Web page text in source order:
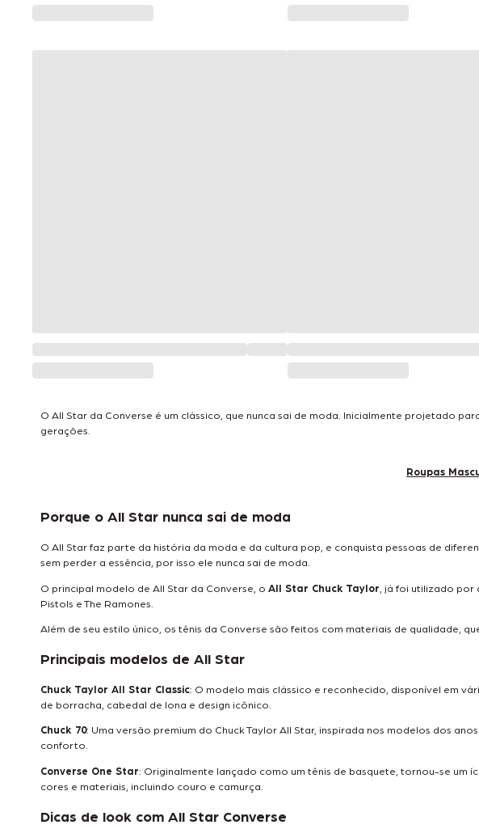
O All Star da Converse é um clássico, que nunca sai de moda. Inicialmente projetado
gerações.
Roupas
Porque o All Star nunca sai de moda
O All Star faz parte da história da moda e da cultura pop, e conquista pessoas de
sem perder a essência, por isso ele nunca sai de moda.
O principal modelo de All Star da Converse, o All Star Chuck Taylor , já foi utilizado por
Pistols e The Ramones.
Além de seu estilo único, os tênis da Converse são feitos com materiais de qualidade,
Principais modelos de All Star
Chuck Taylor All Star Classic: O modelo mais clássico e reconhecido, disponível em
de borracha, cabedal de lona e design icônico.
Chuck 70: Uma versão premium do Chuck Taylor All Star, inspirada nos modelos dos
conforto.
Converse One Star: Originalmente lançado como um tênis de basquete, tornou-se um
cores e materiais, incluindo couro e camurça.
Dicas de look com All Star Converse